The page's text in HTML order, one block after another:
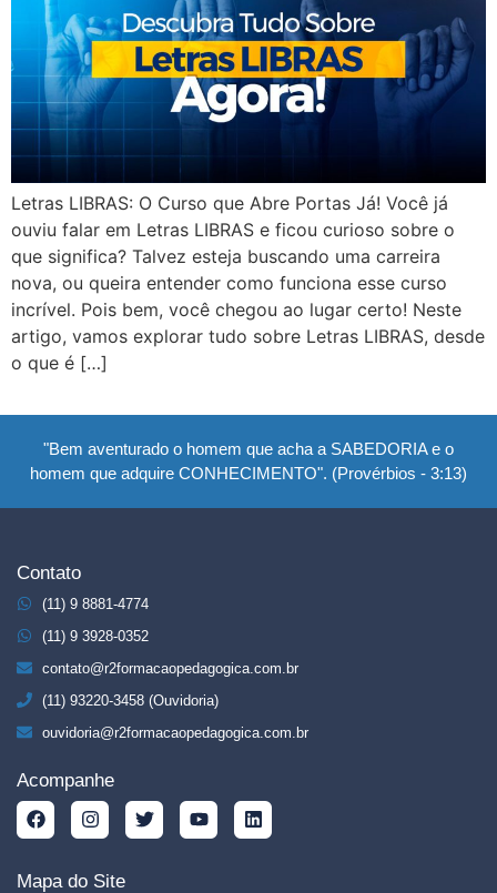
Letras LIBRAS: O Curso que Abre Portas Já! Você já
ouviu falar em Letras LIBRAS e ficou curioso sobre o
que significa? Talvez esteja buscando uma carreira
nova, ou queira entender como funciona esse curso
incrível. Pois bem, você chegou ao lugar certo! Neste
artigo, vamos explorar tudo sobre Letras LIBRAS, desde
o que é […]
"Bem aventurado o homem que acha a SABEDORIA e o
homem que adquire CONHECIMENTO". (Provérbios - 3:13)
Contato
(11) 9 8881-4774
(11) 9 3928-0352
contato@r2formacaopedagogica.com.br
(11) 93220-3458 (Ouvidoria)
ouvidoria@r2formacaopedagogica.com.br
Acompanhe
Mapa do Site